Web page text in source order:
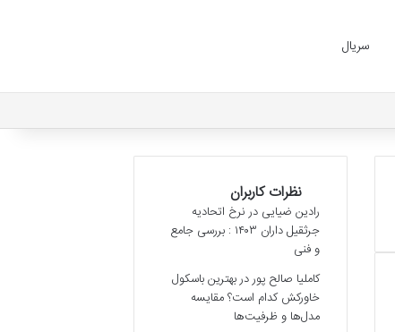
سریال
نظرات کاربران
رادین ضیایی درنرخ اتحادیه
جرثقیل داران ۱۴۰۳ : بررسی جامع
و فنی
کاملیا صالح پوردربهترین باسکول
خاورکش کدام است؟ مقایسه
مدل‌ها و ظرفیت‌ها